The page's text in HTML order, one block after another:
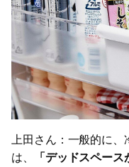
上田さん：一般的に、
は、
「デッドスペー